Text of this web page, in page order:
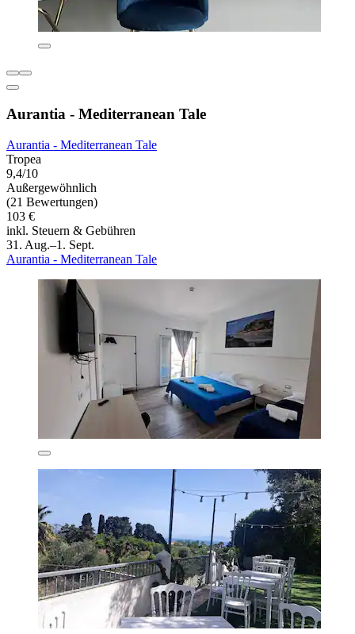
Aurantia - Mediterranean Tale
Aurantia - Mediterranean Tale
Tropea
9,4/10
Außergewöhnlich
(21 Bewertungen)
103 €
inkl. Steuern & Gebühren
31. Aug.–1. Sept.
Aurantia - Mediterranean Tale